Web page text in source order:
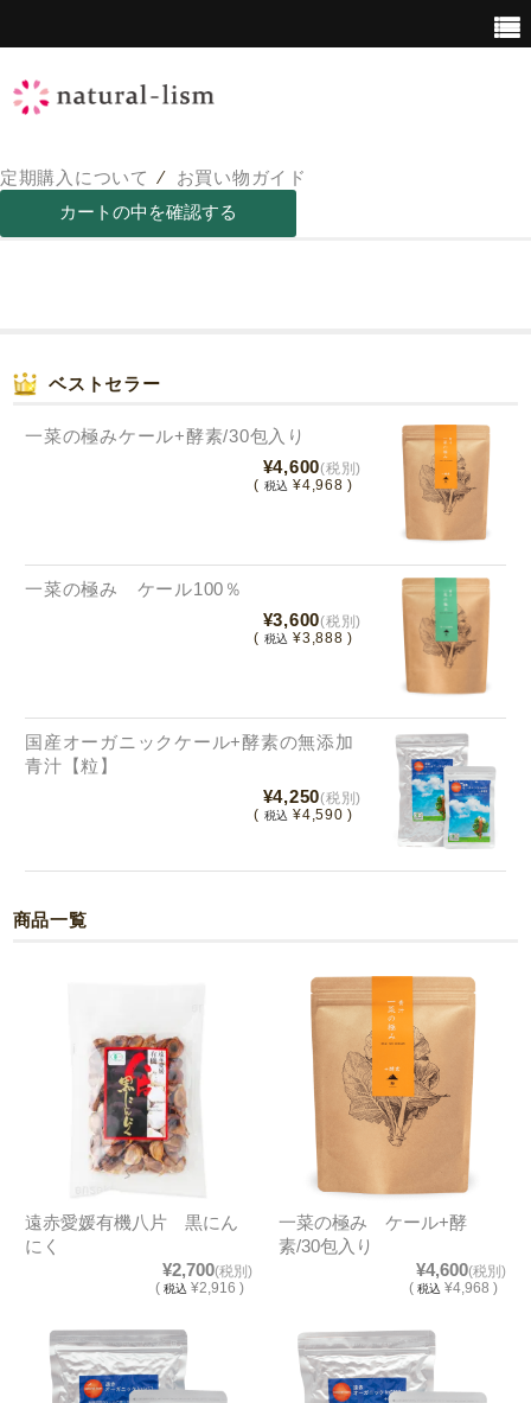
定期購入について ⁄ お買い物ガイド
ベストセラー
一菜の極みケール+酵素/30包入り
¥4,600(税別)
( 税込 ¥4,968 )
一菜の極み ケール100％
¥3,600(税別)
( 税込 ¥3,888 )
国産オーガニックケール+酵素の無添加
青汁【粒】
¥4,250(税別)
( 税込 ¥4,590 )
商品一覧
遠赤愛媛有機八片 黒にん
にく
¥2,700(税別)
(税込 ¥2,916 )
一菜の極み ケール+酵
素/30包入り
¥4,600(税別)
( 税込 ¥4,968 )